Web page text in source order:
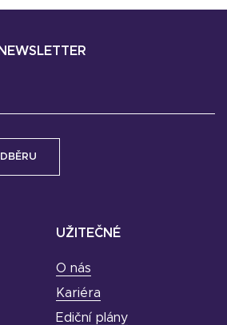
UŽITEČNÉ
O nás
Kariéra
Ediční plány